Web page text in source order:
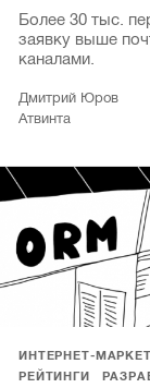
Более 30 тыс.
заявку выше
каналами.
Дмитрий Юров
Атвинта
ИНТЕРНЕТ-
РЕЙТИНГИ